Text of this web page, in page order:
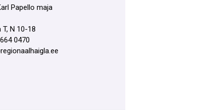
Papello maja
T, N 10-18
0470